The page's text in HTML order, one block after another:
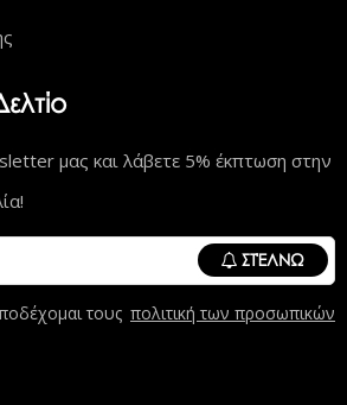
μας και λάβετε 5% έκπτωση στην
ΣΤΈΛΝΩ
τους πολιτική των προσωπικών